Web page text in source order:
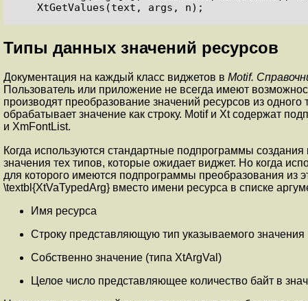
    XtGetValues(text, args, n);
Типы данных значений ресурсов
Документация на каждый класс виджетов в Motif.
Пользователь или приложение не всегда имеют
производят преобразование значений ресурсов из
обрабатывает значение как строку. Motif и Xt содержат
и XmFontList.
Когда используются стандартные подпрограммы создания
значения тех типов, которые ожидает виджет. Но когда
для которого имеются подпрограммы преобразования из
\textbl{XtVaTypedArg} вместо имени ресурса в списке
Имя ресурса
Строку представляющую тип указываемого значения
Собственно значение (типа XtArgVal )
Целое число представляющее количество байт в